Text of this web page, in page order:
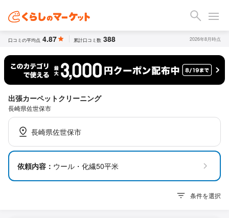
口コミの平均点 4.87 累計口コミ数 388 2026年8月時点
出張カーペットクリーニング
長崎県佐世保市
長崎県佐世保市
依頼内容： ウール・化繊50平米
条件を選択